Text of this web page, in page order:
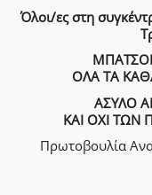
Όλοι/ες στη
ΟΛΑ ΤΑ
ΑΣΥΛΟ
ΚΑΙ ΟΧΙ ΤΩΝ
Πρωτοβουλία